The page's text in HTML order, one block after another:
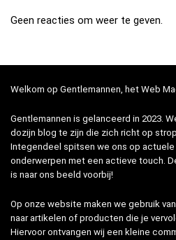
Geen reacties om weer te geven.
Welkom op Gentlemannen, het Web
Gentlemannen is gelanceerd in 2023.
dozijn blog te zijn die zich richt op
Integendeel spitsen we ons op
onderwerpen met een actieve touch.
is naar ons beeld voorbij!
Op onze website maken we gebruik
naar artikelen of producten die je
Hiervoor ontvangen wij een kleine